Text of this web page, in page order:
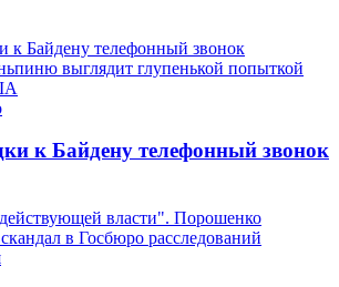
к Байдену телефонный звонок